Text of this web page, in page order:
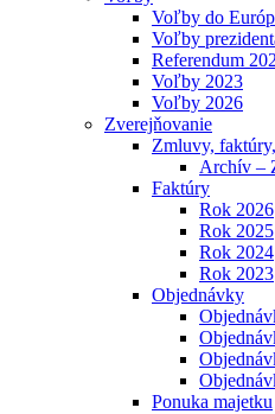
Voľby do
Voľby
Referendum
Voľby 2023
Voľby 2026
Zverejňovanie
Zmluvy,
Archív –
Faktúry
Rok 2026
Rok 2025
Rok 2024
Rok 2023
Objednávky
Ponuka majetku